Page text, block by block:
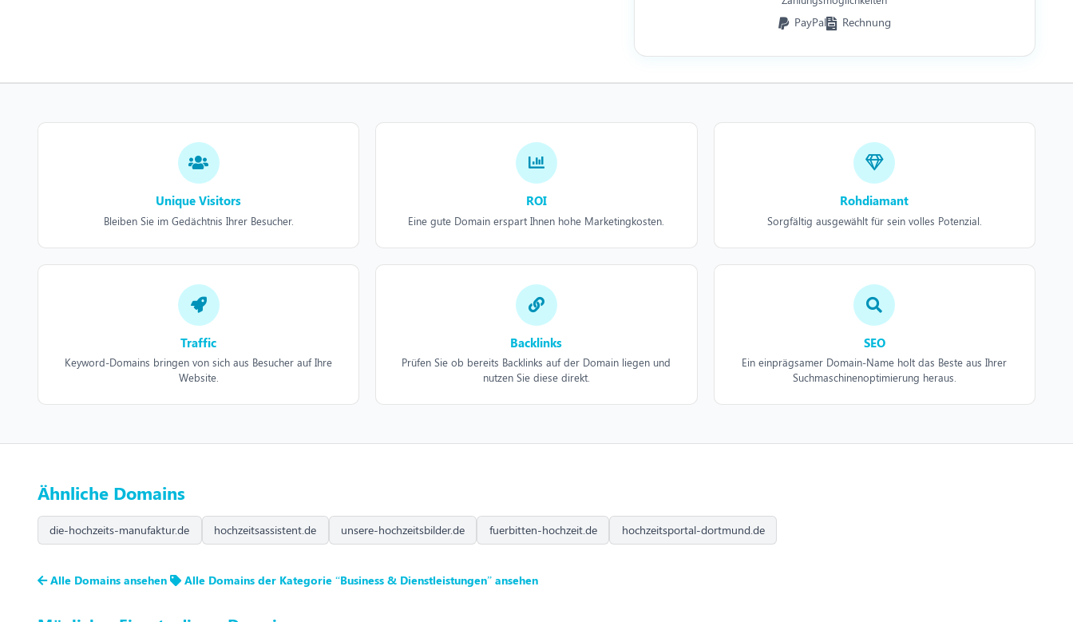
PayPal Rechnung
Unique Visitors
Bleiben Sie im Gedächtnis Ihrer Besucher.
ROI
Eine gute Domain erspart Ihnen hohe Marketingkosten.
Rohdiamant
Sorgfältig ausgewählt für sein volles Potenzial.
Traffic
Keyword-Domains bringen von sich aus Besucher auf Ihre
Website.
Backlinks
Prüfen Sie ob bereits Backlinks auf der Domain liegen und
nutzen Sie diese direkt.
SEO
Ein einprägsamer Domain-Name holt das Beste aus Ihrer
Suchmaschinenoptimierung heraus.
Ähnliche Domains
die-hochzeits-manufaktur.de hochzeitsassistent.de unsere-hochzeitsbilder.de fuerbitten-hochzeit.de hochzeitsportal-dortmund.de
Alle Domains ansehen Alle Domains der Kategorie “Business & Dienstleistungen” ansehen